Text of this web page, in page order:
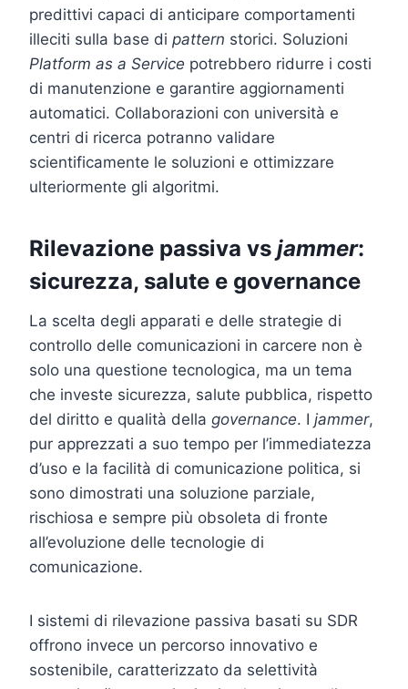
predittivi capaci di anticipare comportamenti
illeciti sulla base di pattern storici. Soluzioni
Platform as a Service potrebbero ridurre i costi
di manutenzione e garantire aggiornamenti
automatici. Collaborazioni con università e
centri di ricerca potranno validare
scientificamente le soluzioni e ottimizzare
ulteriormente gli algoritmi.
Rilevazione passiva vs jammer:
sicurezza, salute e governance
La scelta degli apparati e delle strategie di
controllo delle comunicazioni in carcere non è
solo una questione tecnologica, ma un tema
che investe sicurezza, salute pubblica, rispetto
del diritto e qualità della governance. I jammer,
pur apprezzati a suo tempo per l’immediatezza
d’uso e la facilità di comunicazione politica, si
sono dimostrati una soluzione parziale,
rischiosa e sempre più obsoleta di fronte
all’evoluzione delle tecnologie di
comunicazione.
I sistemi di rilevazione passiva basati su SDR
offrono invece un percorso innovativo e
sostenibile, caratterizzato da selettività